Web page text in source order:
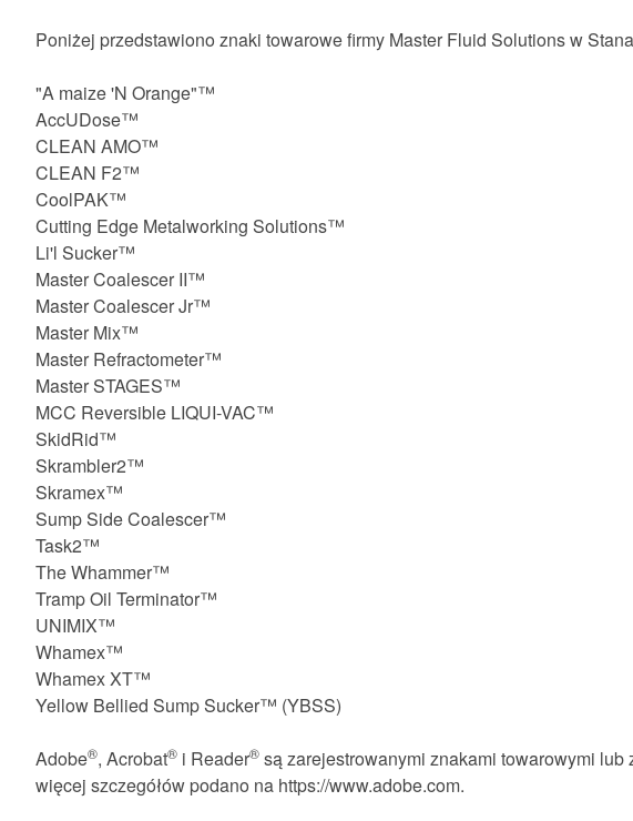
Poniżej przedstawiono znaki towarowe firmy Master Fluid Solutions w
"A maize 'N Orange"™
AccUDose™
CLEAN AMO™
CLEAN F2™
CoolPAK™
Cutting Edge Metalworking Solutions™
Li'l Sucker™
Master Coalescer II™
Master Coalescer Jr™
Master Mix™
Master Refractometer™
Master STAGES™
MCC Reversible LIQUI-VAC™
SkidRid™
Skrambler2™
Skramex™
Sump Side Coalescer™
Task2™
The Whammer™
Tramp Oil Terminator™
UNIMIX™
Whamex™
Whamex XT™
Yellow Bellied Sump Sucker™ (YBSS)
Adobe®, Acrobat® i Reader® są zarejestrowanymi znakami towarowymi
więcej szczegółów podano na https://www.adobe.com.